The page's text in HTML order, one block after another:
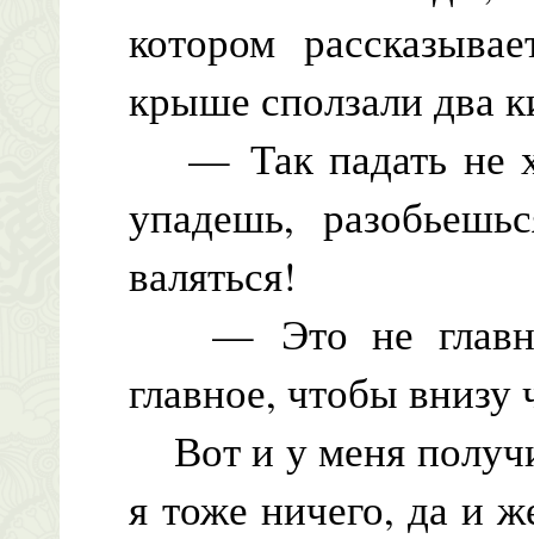
котором
крыше сползали два
— Так падать не
упадешь,
валяться!
— Это не
главное, чтобы внизу
Вот и у меня
я тоже ничего, да и